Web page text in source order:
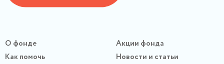
О фонде
Как помочь
Акции фонда
Новости и статьи